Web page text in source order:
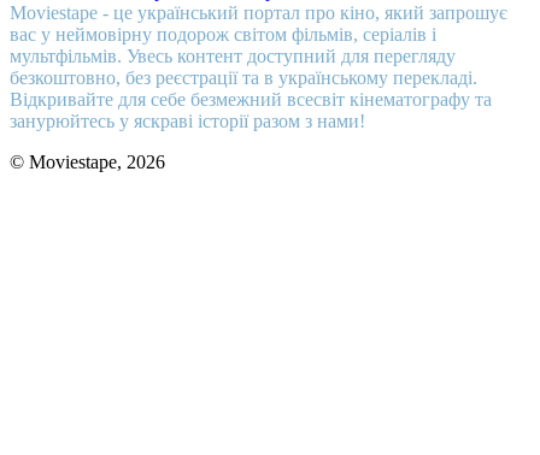
Moviestape - це український портал про кіно, який запрошує
вас у неймовірну подорож світом фільмів, серіалів і
мультфільмів. Увесь контент доступний для перегляду
безкоштовно, без реєстрації та в українському перекладі.
Відкривайте для себе безмежний всесвіт кінематографу та
занурюйтесь у яскраві історії разом з нами!
© Moviestape, 2026